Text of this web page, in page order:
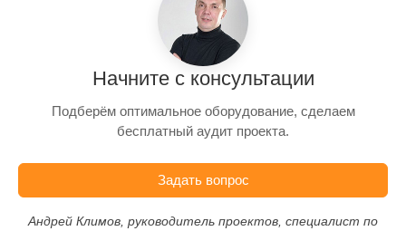
Начните с консультации
Подберём оптимальное оборудование, сделаем
бесплатный аудит проекта.
Задать вопрос
Андрей Климов, руководитель проектов, специалист по